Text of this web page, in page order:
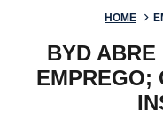
HOME
BYD ABRE
EMPREGO;